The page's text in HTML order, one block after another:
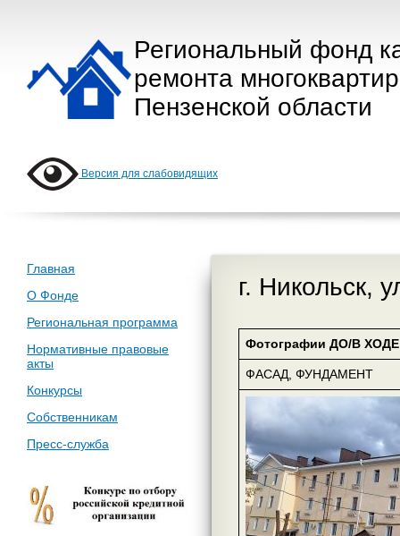
Региональный фонд
ремонта
Пензенской области
Версия для слабовидящих
Главная
О Фонде
Региональная программа
Нормативные правовые
акты
Конкурсы
Собственникам
Пресс-служба
г. Никольск,
Фотографии ДО/В ХОДЕ
ФАСАД, ФУНДАМЕНТ